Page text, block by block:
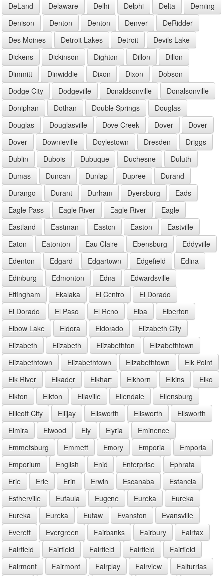
DeLand
Delaware Delhi Delphi Delta
Deming
Denison
Denton Denton Denver
DeRidder
Des Moines
Detroit Lakes Detroit
Devils Lake
Dickens
Dickinson Dighton Dillon
Dillon
Dimmitt
Dinwiddie Dixon Dixon
Dobson
Dodge City
Dodgeville Donaldsonville
Donalsonville
Doniphan
Dothan Double Springs
Douglas
Douglas
Douglasville Dove Creek Dover
Dover
Dover
Downieville Doylestown Dresden
Driggs
Dublin
Dubois Dubuque Duchesne
Duluth
Dumas
Duncan Dunlap Dupree
Durand
Durango
Durant Durham Dyersburg
Eads
Eagle Pass
Eagle River Eagle River
Eagle
Eastland
Eastman Easton Easton
Eastville
Eaton
Eatonton Eau Claire Ebensburg
Eddyville
Edenton
Edgard Edgartown Edgefield
Edina
Edinburg
Edmonton Edna
Edwardsville
Effingham
Ekalaka El Centro
El Dorado
El Dorado
El Paso El Reno Elba
Elberton
Elbow Lake
Eldora Eldorado
Elizabeth City
Elizabeth
Elizabeth Elizabethton
Elizabethtown
Elizabethtown
Elizabethtown Elizabethtown
Elk Point
Elk River
Elkader Elkhart Elkhorn Elkins
Elko
Elkton
Elkton Ellaville Ellendale
Ellensburg
Ellicott City
Ellijay Ellsworth Ellsworth
Ellsworth
Elmira
Elwood Ely Elyria
Eminence
Emmetsburg
Emmett Emory Emporia
Emporia
Emporium
English Enid Enterprise
Ephrata
Erie
Erie Erin Erwin Escanaba
Estancia
Estherville
Eufaula Eugene Eureka
Eureka
Eureka
Eureka Eutaw Evanston
Evansville
Everett
Evergreen Fairbanks Fairbury
Fairfax
Fairfield
Fairfield Fairfield Fairfield
Fairfield
Fairmont
Fairmont Fairplay Fairview Falfurrias